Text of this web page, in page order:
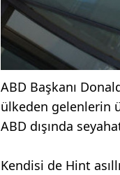
ABD Başkanı
ülkeden gelenlerin
ABD dışında
Kendisi de Hint